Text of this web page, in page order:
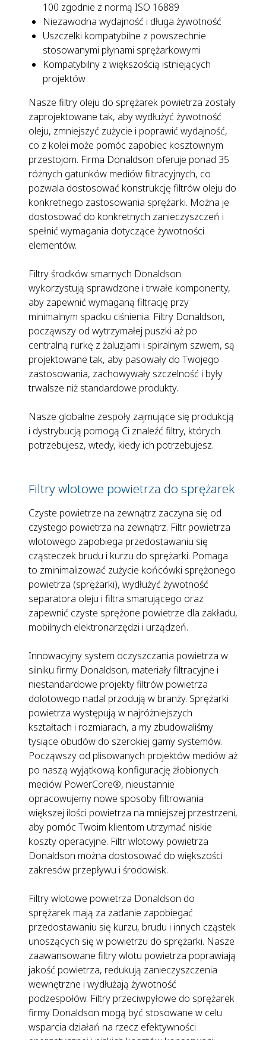
100 zgodnie z normą ISO 16889
Niezawodna wydajność i długa żywotność
Uszczelki kompatybilne z powszechnie
stosowanymi płynami sprężarkowymi
Kompatybilny z większością istniejących
projektów
Nasze filtry oleju do sprężarek powietrza zostały
zaprojektowane tak, aby wydłużyć żywotność
oleju, zmniejszyć zużycie i poprawić wydajność,
co z kolei może pomóc zapobiec kosztownym
przestojom. Firma Donaldson oferuje ponad 35
różnych gatunków mediów filtracyjnych, co
pozwala dostosować konstrukcję filtrów oleju do
konkretnego zastosowania sprężarki. Można je
dostosować do konkretnych zanieczyszczeń i
spełnić wymagania dotyczące żywotności
elementów.
Filtry środków smarnych Donaldson
wykorzystują sprawdzone i trwałe komponenty,
aby zapewnić wymaganą filtrację przy
minimalnym spadku ciśnienia. Filtry Donaldson,
począwszy od wytrzymałej puszki aż po
centralną rurkę z żaluzjami i spiralnym szwem, są
projektowane tak, aby pasowały do Twojego
zastosowania, zachowywały szczelność i były
trwalsze niż standardowe produkty.
Nasze globalne zespoły zajmujące się produkcją
i dystrybucją pomogą Ci znaleźć filtry, których
potrzebujesz, wtedy, kiedy ich potrzebujesz.
Filtry wlotowe powietrza do sprężarek
Czyste powietrze na zewnątrz zaczyna się od
czystego powietrza na zewnątrz. Filtr powietrza
wlotowego zapobiega przedostawaniu się
cząsteczek brudu i kurzu do sprężarki. Pomaga
to zminimalizować zużycie końcówki sprężonego
powietrza (sprężarki), wydłużyć żywotność
separatora oleju i filtra smarującego oraz
zapewnić czyste sprężone powietrze dla zakładu,
mobilnych elektronarzędzi i urządzeń.
Innowacyjny system oczyszczania powietrza w
silniku firmy Donaldson, materiały filtracyjne i
niestandardowe projekty filtrów powietrza
dolotowego nadal przodują w branży. Sprężarki
powietrza występują w najróżniejszych
kształtach i rozmiarach, a my zbudowaliśmy
tysiące obudów do szerokiej gamy systemów.
Począwszy od plisowanych projektów mediów aż
po naszą wyjątkową konfigurację żłobionych
mediów PowerCore®, nieustannie
opracowujemy nowe sposoby filtrowania
większej ilości powietrza na mniejszej przestrzeni,
aby pomóc Twoim klientom utrzymać niskie
koszty operacyjne. Filtr wlotowy powietrza
Donaldson można dostosować do większości
zakresów przepływu i środowisk.
Filtry wlotowe powietrza Donaldson do
sprężarek mają za zadanie zapobiegać
przedostawaniu się kurzu, brudu i innych cząstek
unoszących się w powietrzu do sprężarki. Nasze
zaawansowane filtry wlotu powietrza poprawiają
jakość powietrza, redukują zanieczyszczenia
wewnętrzne i wydłużają żywotność
podzespołów. Filtry przeciwpyłowe do sprężarek
firmy Donaldson mogą być stosowane w celu
wsparcia działań na rzecz efektywności